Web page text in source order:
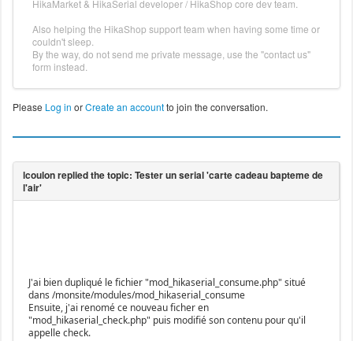
HikaMarket & HikaSerial developer / HikaShop core dev team.
Also helping the HikaShop support team when having some time or
couldn't sleep.
By the way, do not send me private message, use the "contact us"
form instead.
Please Log in orCreate an accountto join the conversation.
J'ai bien dupliqué le fichier "mod_hikaserial_consume.php" situé
dans /monsite/modules/mod_hikaserial_consume
Ensuite, j'ai renomé ce nouveau ficher en
"mod_hikaserial_check.php" puis modifié son contenu pour qu'il
appelle check.